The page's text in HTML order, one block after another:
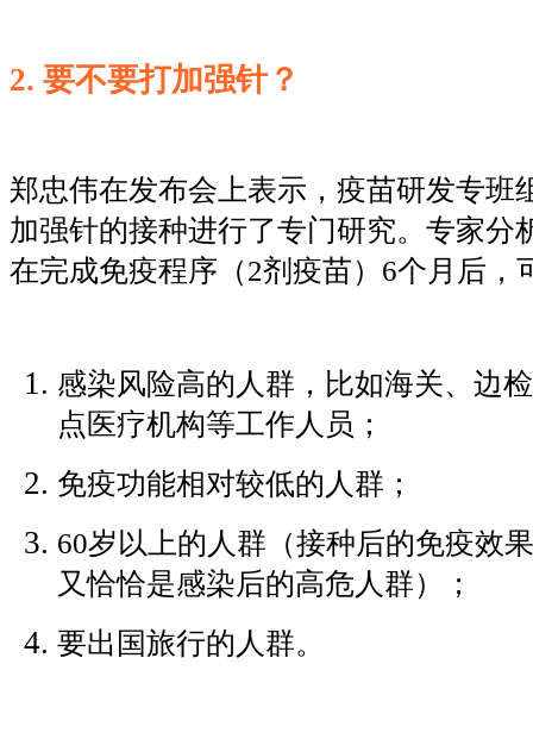
2. 要不要打加强针？
郑忠伟在发布会上表示，疫苗研发专班
加强针的接种进行了专门研究。专家分
在完成免疫程序（2剂疫苗）6个月后，
感染风险高的人群，比如海关、边
点医疗机构等工作人员；
免疫功能相对较低的人群；
60岁以上的人群（接种后的免疫效
又恰恰是感染后的高危人群）；
要出国旅行的人群。